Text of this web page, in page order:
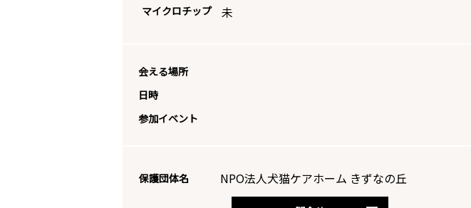
マイクロチップ 未
会える場所
日時
参加イベント
保護団体名 NPO法人犬猫ケアホーム きずなの丘